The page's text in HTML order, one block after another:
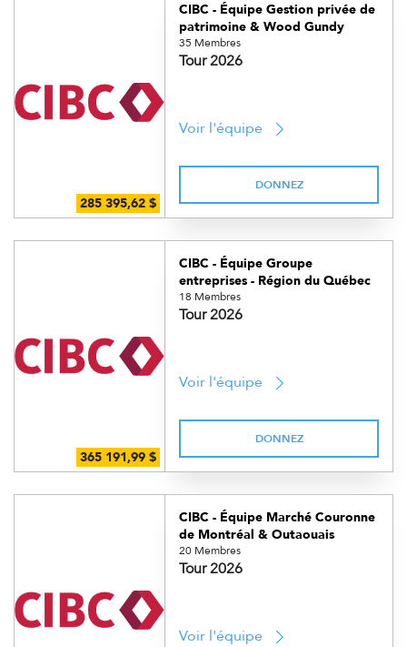
CIBC - Équipe Gestion privée de
patrimoine & Wood Gundy
35 Membres
Tour 2026
Voir l'équipe
DONNEZ
CIBC - Équipe Groupe
entreprises - Région du Québec
18 Membres
Tour 2026
Voir l'équipe
DONNEZ
CIBC - Équipe Marché Couronne
de Montréal & Outaouais
20 Membres
Tour 2026
Voir l'équipe